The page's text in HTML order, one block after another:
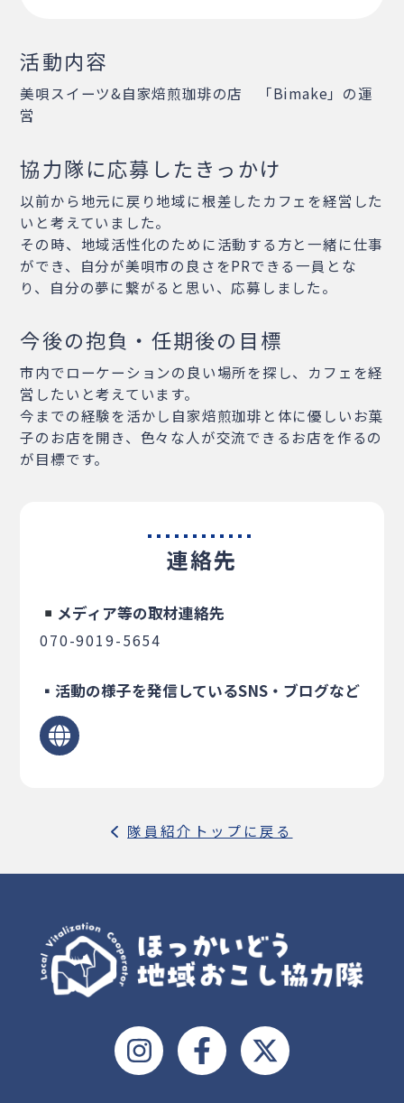
活動内容
美唄スイーツ&自家焙煎珈琲の店 「Bimake」の運
営
協力隊に応募したきっかけ
以前から地元に戻り地域に根差したカフェを経営した
いと考えていました。
その時、地域活性化のために活動する方と一緒に仕事
ができ、自分が美唄市の良さをPRできる一員とな
り、自分の夢に繋がると思い、応募しました。
今後の抱負・任期後の目標
市内でローケーションの良い場所を探し、カフェを経
営したいと考えています。
今までの経験を活かし自家焙煎珈琲と体に優しいお菓
子のお店を開き、色々な人が交流できるお店を作るの
が目標です。
連絡先
メディア等の取材連絡先
070-9019-5654
▪活動の様子を発信しているSNS・ブログなど
隊員紹介トップに戻る